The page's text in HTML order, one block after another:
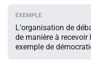
L'organisation de
de manière à
exemple de